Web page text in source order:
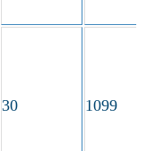
30 1099